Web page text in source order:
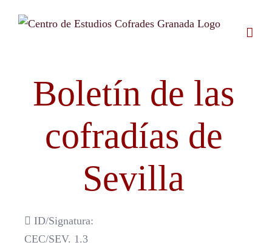
Boletín de las
cofradías de
Sevilla
ID/Signatura:
CEC/SEV. 1.3